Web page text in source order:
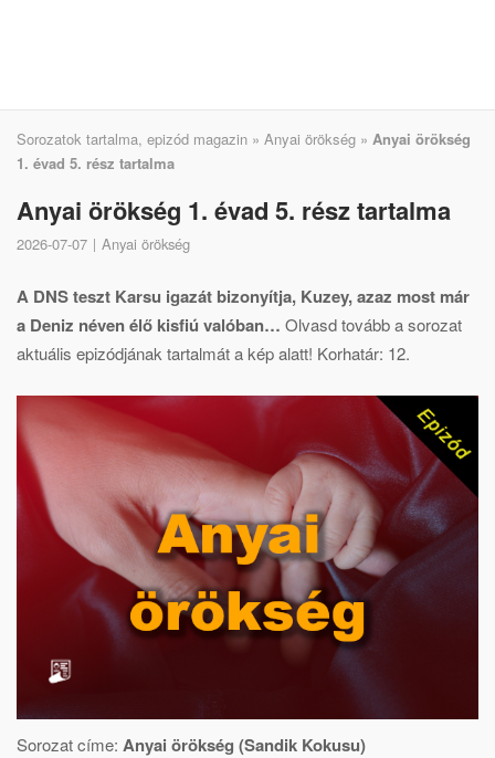
Sorozatok tartalma, epizód magazin » Anyai örökség » Anyai örökség
1. évad 5. rész tartalma
Anyai örökség 1. évad 5. rész tartalma
2026-07-07 Anyai örökség
A DNS teszt Karsu igazát bizonyítja, Kuzey, azaz most már
a Deniz néven élő kisfiú valóban… Olvasd tovább a sorozat
aktuális epizódjának tartalmát a kép alatt! Korhatár: 12.
Sorozat címe: Anyai örökség (Sandik Kokusu)